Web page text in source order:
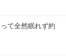
て全然眠れず約